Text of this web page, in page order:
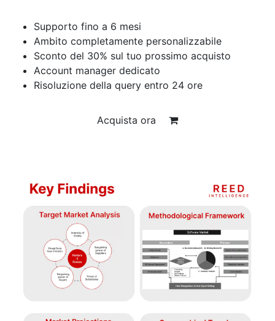
Supporto fino a 6 mesi
Ambito completamente personalizzabile
Sconto del 30% sul tuo prossimo acquisto
Account manager dedicato
Risoluzione della query entro 24 ore
Acquista ora